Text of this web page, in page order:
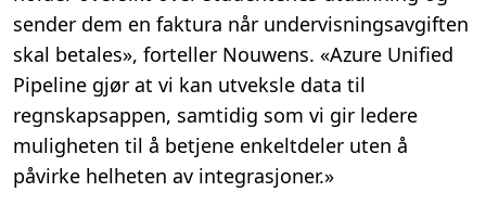
sender dem en faktura når undervisningsavgiften
skal betales», forteller Nouwens. «Azure Unified
Pipeline gjør at vi kan utveksle data til
regnskapsappen, samtidig som vi gir ledere
muligheten til å betjene enkeltdeler uten å
påvirke helheten av integrasjoner.»